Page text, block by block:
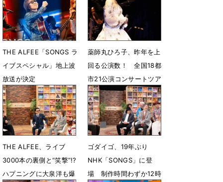
7月25日 18時00分 7月8日 12時41分
THE ALFEE「SONGS ラ
イブスペシャル」地上波
放送が決定
6月26日 19時06分
薬師丸ひろ子、昨年を上
回る公演数！ 全国18都
市21公演コンサートツア
ー開催を発表
5月24日 14時48分
THE ALFEE、ライブ
3000本の裏側と“笑撃”!?
ハプニングに大泉洋も爆
ゴダイゴ、19年ぶり
NHK「SONGS」に登
場 制作時間わずか12時